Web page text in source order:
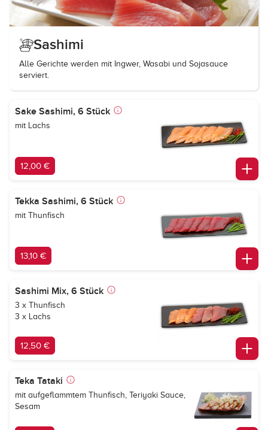
Sashimi
Alle Gerichte werden mit Ingwer, Wasabi und Sojasauce
serviert.
Sake Sashimi, 6 Stück
mit Lachs
12,00 €
Tekka Sashimi, 6 Stück
mit Thunfisch
13,10 €
Sashimi Mix, 6 Stück
3 x Thunfisch
3 x Lachs
12,50 €
Teka Tataki
mit aufgeflammtem Thunfisch, Teriyaki Sauce,
Sesam